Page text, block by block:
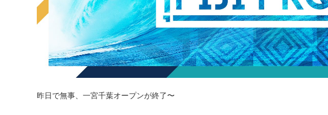
昨日で無事、一宮千葉オープンが終了〜